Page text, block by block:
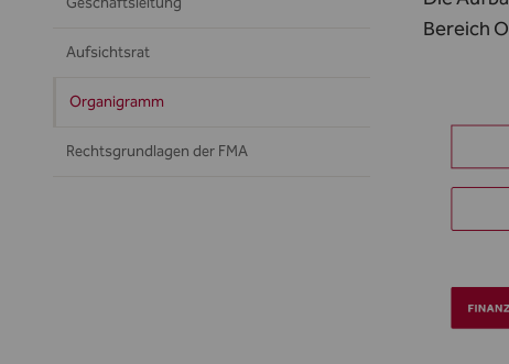
Aufsichtsrat
Organigramm
Rechtsgrundlagen der FMA
Bereich